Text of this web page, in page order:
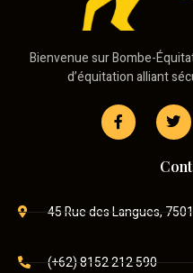
Bienvenue sur Bombe-
d’équitation alliant
45 Rue des Langues,
(+62) 8152 212 590